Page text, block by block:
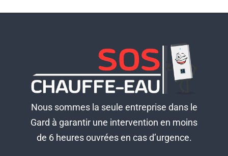
Nous sommes la seule entreprise dans le
Gard à garantir une intervention en moins
de 6 heures ouvrées en cas d’urgence.